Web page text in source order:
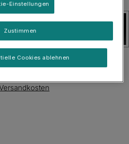
von 4.8 von 5 Sternen
Einstellungen
Cookies ablehnen
Zustimmen